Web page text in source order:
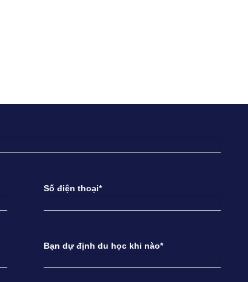
Số điện thoại*
Bạn dự định du học khi nào*